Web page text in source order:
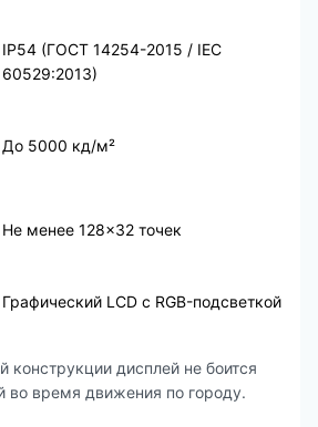
IP54 (ГОСТ 14254-2015 / IEC
60529:2013)
До 5000 кд/м²
Не менее 128×32 точек
Графический LCD с RGB-подсветкой
конструкции дисплей не боится
во время движения по городу.